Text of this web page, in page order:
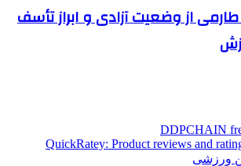
از وضعیت آزادی و ابراز تأسف
DDPCHAIN
QuickRatey: Product reviews and
ورزشی